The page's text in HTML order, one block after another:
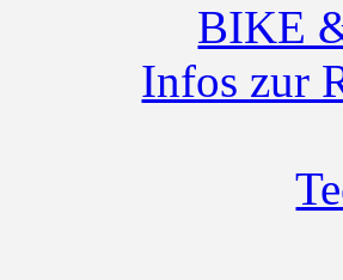
BIKE
Infos zur